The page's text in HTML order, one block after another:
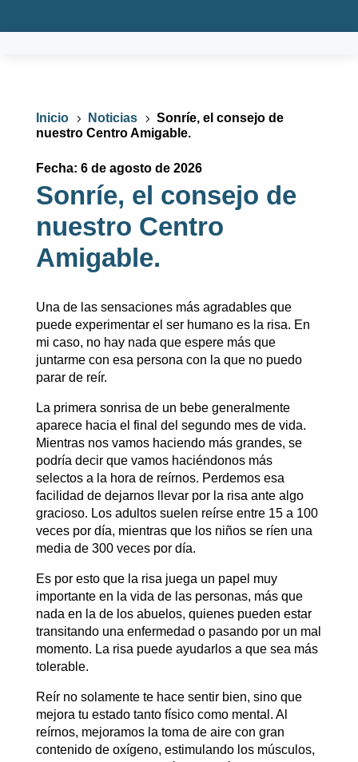
Inicio 5 Noticias 5 Sonríe, el consejo de
nuestro Centro Amigable.
Fecha: 6 de agosto de 2026
Sonríe, el consejo de
nuestro Centro
Amigable.
Una de las sensaciones más agradables que
puede experimentar el ser humano es la risa. En
mi caso, no hay nada que espere más que
juntarme con esa persona con la que no puedo
parar de reír.
La primera sonrisa de un bebe generalmente
aparece hacia el final del segundo mes de vida.
Mientras nos vamos haciendo más grandes, se
podría decir que vamos haciéndonos más
selectos a la hora de reírnos. Perdemos esa
facilidad de dejarnos llevar por la risa ante algo
gracioso. Los adultos suelen reírse entre 15 a 100
veces por día, mientras que los niños se ríen una
media de 300 veces por día.
Es por esto que la risa juega un papel muy
importante en la vida de las personas, más que
nada en la de los abuelos, quienes pueden estar
transitando una enfermedad o pasando por un mal
momento. La risa puede ayudarlos a que sea más
tolerable.
Reír no solamente te hace sentir bien, sino que
mejora tu estado tanto físico como mental. Al
reírnos, mejoramos la toma de aire con gran
contenido de oxígeno, estimulando los músculos,